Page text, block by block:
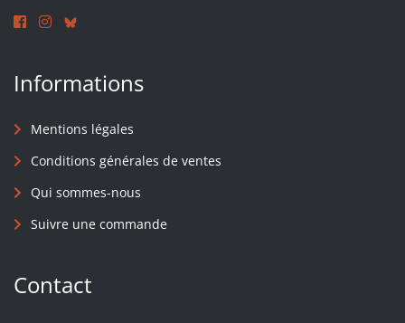
Informations
Mentions légales
Conditions générales de ventes
Qui sommes-nous
Suivre une commande
Contact